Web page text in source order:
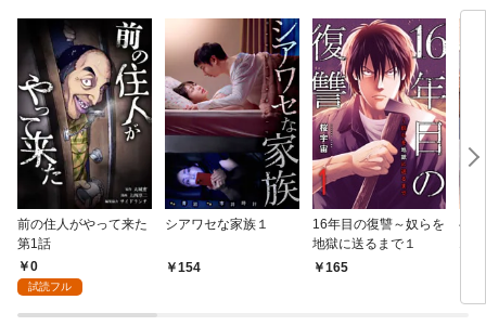
前の住人がやって来た
第1話
0
試読フル
シアワセな家族１
154
16年目の復讐～奴らを
地獄に送るまで１
165
ベ